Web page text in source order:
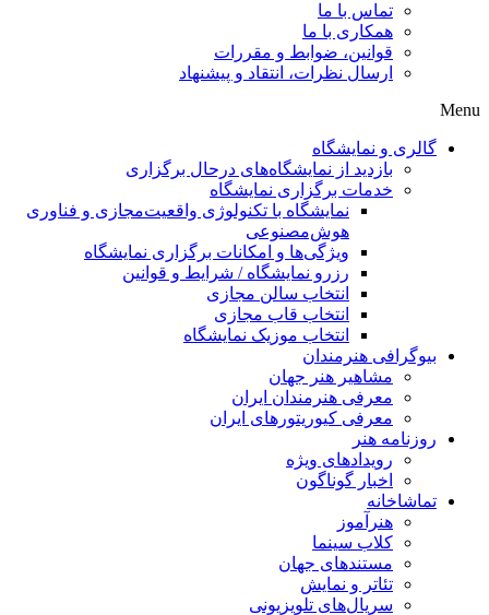
تماس با ما
همکاری با ما
قوانین، ضوابط و مقررات
ارسال نظرات، انتقاد و پیشنهاد
Menu
گالری و نمایشگاه
بازدید از نمایشگاه‌های درحال برگزاری
خدمات برگزاری نمایشگاه
نمایشگاه با تکنولوژی واقعیت‌مجازی و فناوری
هوش‌مصنوعی
ویژگی‌ها و امکانات برگزاری نمایشگاه
رزرو نمایشگاه / شرایط و قوانین
انتخاب سالن مجازی
انتخاب قاب مجازی
انتخاب موزیک نمایشگاه
بیوگرافی هنرمندان
مشاهیر هنر جهان
معرفی هنرمندان ایران
معرفی کیوریتورهای ایران
روزنامه هنر
رویدادهای ویژه
اخبار گوناگون
تماشاخانه
هنرآموز
کلاب سینما
مستندهای جهان
تئاتر و نمایش
سریال‌های تلویزیونی